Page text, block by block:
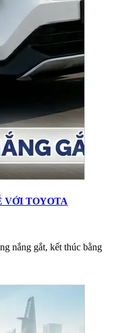
VỚI TOYOTA
nắng gắt, kết thúc bằng